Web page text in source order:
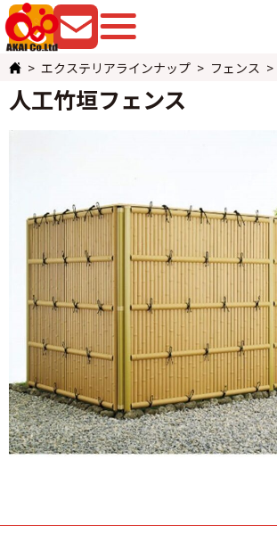
エクステリアラインナップ フェンス
人工竹垣フェンス